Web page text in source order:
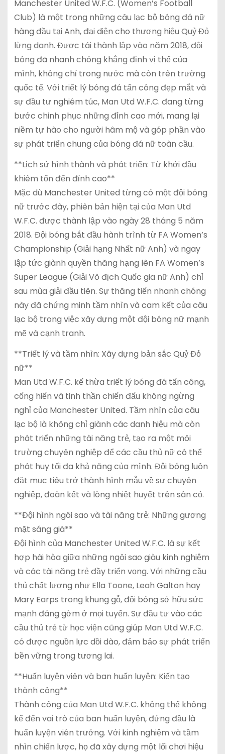
Manchester United W.F.C. (Women’s Football
Club) là một trong những câu lạc bộ bóng đá nữ
hàng đầu tại Anh, đại diện cho thương hiệu Quỷ Đỏ
lừng danh. Được tái thành lập vào năm 2018, đội
bóng đã nhanh chóng khẳng định vị thế của
mình, không chỉ trong nước mà còn trên trường
quốc tế. Với triết lý bóng đá tấn công đẹp mắt và
sự đầu tư nghiêm túc, Man Utd W.F.C. đang từng
bước chinh phục những đỉnh cao mới, mang lại
niềm tự hào cho người hâm mộ và góp phần vào
sự phát triển chung của bóng đá nữ toàn cầu.
**Lịch sử hình thành và phát triển: Từ khởi đầu
khiêm tốn đến đỉnh cao**
Mặc dù Manchester United từng có một đội bóng
nữ trước đây, phiên bản hiện tại của Man Utd
W.F.C. được thành lập vào ngày 28 tháng 5 năm
2018. Đội bóng bắt đầu hành trình từ FA Women’s
Championship (Giải hạng Nhất nữ Anh) và ngay
lập tức giành quyền thăng hạng lên FA Women’s
Super League (Giải Vô địch Quốc gia nữ Anh) chỉ
sau mùa giải đầu tiên. Sự thăng tiến nhanh chóng
này đã chứng minh tầm nhìn và cam kết của câu
lạc bộ trong việc xây dựng một đội bóng nữ mạnh
mẽ và cạnh tranh.
**Triết lý và tầm nhìn: Xây dựng bản sắc Quỷ Đỏ
nữ**
Man Utd W.F.C. kế thừa triết lý bóng đá tấn công,
cống hiến và tinh thần chiến đấu không ngừng
nghỉ của Manchester United. Tầm nhìn của câu
lạc bộ là không chỉ giành các danh hiệu mà còn
phát triển những tài năng trẻ, tạo ra một môi
trường chuyên nghiệp để các cầu thủ nữ có thể
phát huy tối đa khả năng của mình. Đội bóng luôn
đặt mục tiêu trở thành hình mẫu về sự chuyên
nghiệp, đoàn kết và lòng nhiệt huyết trên sân cỏ.
**Đội hình ngôi sao và tài năng trẻ: Những gương
mặt sáng giá**
Đội hình của Manchester United W.F.C. là sự kết
hợp hài hòa giữa những ngôi sao giàu kinh nghiệm
và các tài năng trẻ đầy triển vọng. Với những cầu
thủ chất lượng như Ella Toone, Leah Galton hay
Mary Earps trong khung gỗ, đội bóng sở hữu sức
mạnh đáng gờm ở mọi tuyến. Sự đầu tư vào các
cầu thủ trẻ từ học viện cũng giúp Man Utd W.F.C.
có được nguồn lực dồi dào, đảm bảo sự phát triển
bền vững trong tương lai.
**Huấn luyện viên và ban huấn luyện: Kiến tạo
thành công**
Thành công của Man Utd W.F.C. không thể không
kể đến vai trò của ban huấn luyện, đứng đầu là
huấn luyện viên trưởng. Với kinh nghiệm và tầm
nhìn chiến lược, họ đã xây dựng một lối chơi hiệu